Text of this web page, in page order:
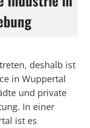
deshalb ist
in Wuppertal
und private
In einer
ist es